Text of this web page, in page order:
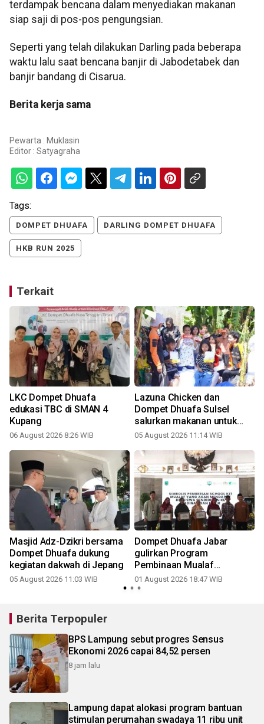
terdampak bencana dalam menyediakan makanan
siap saji di pos-pos pengungsian.
Seperti yang telah dilakukan Darling pada beberapa
waktu lalu saat bencana banjir di Jabodetabek dan
banjir bandang di Cisarua.
Berita kerja sama
Pewarta : Muklasin
Editor : Satyagraha
Tags:
DOMPET DHUAFA DARLING DOMPET DHUAFA
HKB RUN 2025
Terkait
LKC Dompet Dhuafa
edukasi TBC di SMAN 4
Kupang
06 August 2026 8:26 WIB
Lazuna Chicken dan
Dompet Dhuafa Sulsel
salurkan makanan untuk
warga terdampak kebakaran
05 August 2026 11:14 WIB
Masjid Adz-Dzikri bersama
Dompet Dhuafa dukung
kegiatan dakwah di Jepang
05 August 2026 11:03 WIB
Dompet Dhuafa Jabar
gulirkan Program
Pembinaan Mualaf
Indonesia
01 August 2026 18:47 WIB
Berita Terpopuler
BPS Lampung sebut progres Sensus
Ekonomi 2026 capai 84,52 persen
8 jam lalu
Lampung dapat alokasi program bantuan
stimulan perumahan swadaya 11 ribu unit